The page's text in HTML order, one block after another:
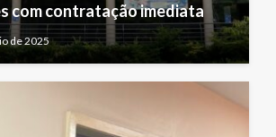
com contratação imediata
de 2025